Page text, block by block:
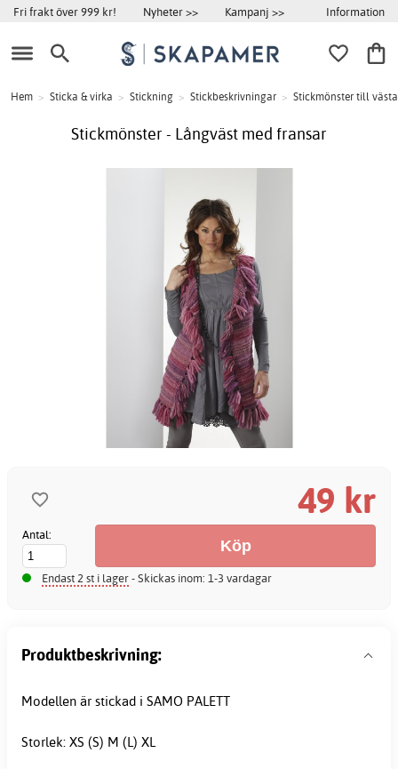
Fri frakt över 999 kr! Nyheter >> Kampanj >> Information
Hem > Sticka & virka > Stickning > Stickbeskrivningar > Stickmönster till
Stickmönster - Långväst med fransar
49 kr
Antal:
Endast 2 st i lager- Skickas inom: 1-3 vardagar
Produktbeskrivning:
Modellen är stickad i SAMO PALETT
Storlek: XS (S) M (L) XL